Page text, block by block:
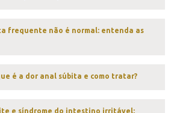
frequente não é normal: entenda as
é a dor anal súbita e como tratar?
e síndrome do intestino irritável: